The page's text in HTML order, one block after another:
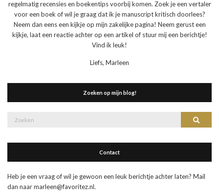
regelmatig recensies en boekentips voorbij komen. Zoek je een vertaler
voor een boek of wil je graag dat ik je manuscript kritisch doorlees?
Neem dan eens een kijkje op mijn zakelijke pagina! Neem gerust een
kijkje, laat een reactie achter op een artikel of stuur mij een berichtje!
Vind ik leuk!
Liefs, Marleen
Zoeken op mijn blog!
Zoek
Contact
Heb je een vraag of wil je gewoon een leuk berichtje achter laten? Mail
dan naar marleen@favoritez.nl.